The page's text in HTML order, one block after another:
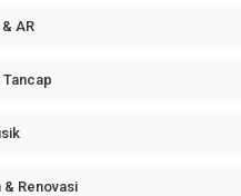
AR
Renovasi